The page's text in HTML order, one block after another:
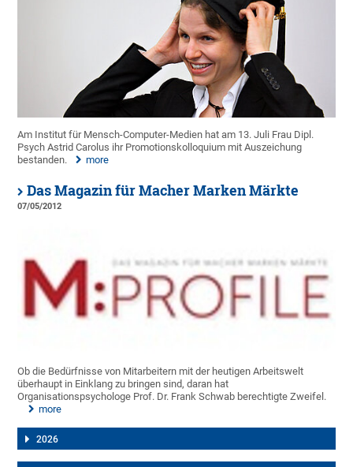
Am Institut für Mensch-Computer-Medien hat am 13. Juli Frau Dipl.
Psych Astrid Carolus ihr Promotionskolloquium mit Auszeichung
bestanden.
more
Das Magazin für Macher Marken Märkte
07/05/2012
Ob die Bedürfnisse von Mitarbeitern mit der heutigen Arbeitswelt
überhaupt in Einklang zu bringen sind, daran hat
Organisationspsychologe Prof. Dr. Frank Schwab berechtigte Zweifel.
more
2026